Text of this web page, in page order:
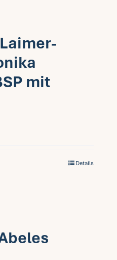
mit
Details